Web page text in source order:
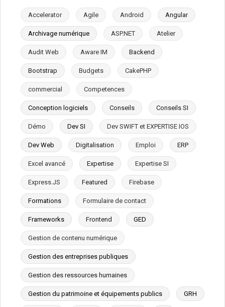
Accelerator Agile Android Angular
Archivage numérique ASP.NET Atelier
Audit Web Aware IM Backend
Bootstrap Budgets CakePHP
commercial Competences
Conception logiciels Conseils Conseils SI
Démo Dev SI Dev SWIFT et EXPERTISE IOS
Dev Web Digitalisation Emploi ERP
Excel avancé Expertise Expertise SI
Express.JS Featured Firebase
Formations Formulaire de contact
Frameworks Frontend GED
Gestion de contenu numérique
Gestion des entreprises publiques
Gestion des ressources humaines
Gestion du patrimoine et équipements publics GRH